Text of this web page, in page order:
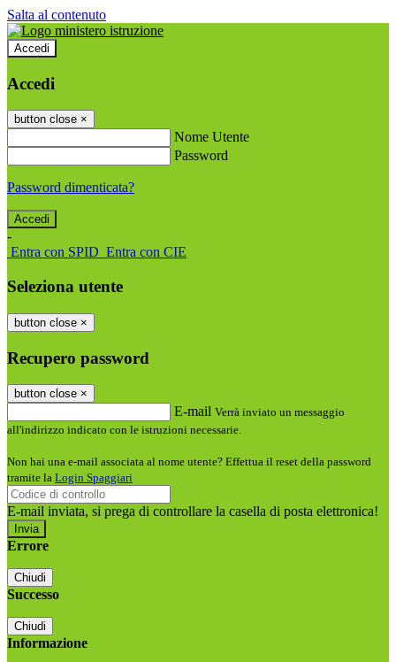
Salta al contenuto
Accedi
Accedi
button close ×
Nome Utente
Password
Password dimenticata?
-
Entra con SPID Entra con CIE
Seleziona utente
button close ×
Recupero password
button close ×
E-mail Verrà inviato un messaggio
all'indirizzo indicato con le istruzioni necessarie.
Non hai una e-mail associata al nome utente? Effettua il reset della password
tramite la Login Spaggiari
E-mail inviata, si prega di controllare la casella di posta elettronica!
Errore
Chiudi
Successo
Chiudi
Informazione